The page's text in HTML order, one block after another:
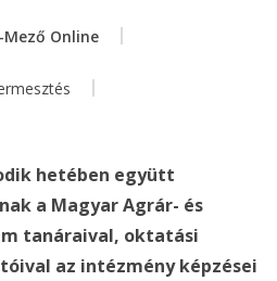
Online
hetében együtt
a Magyar Agrár- és
tanáraival, oktatási
az intézmény képzései